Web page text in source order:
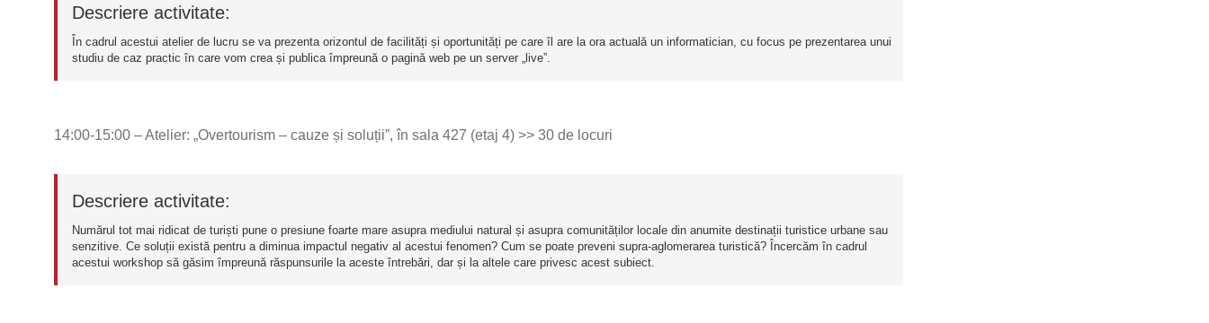
Descriere activitate:
În cadrul acestui atelier de lucru se va prezenta orizontul de facilități și oportunități pe care îl are la ora actuală un informatician, cu focus pe prezentarea unui
studiu de caz practic în care vom crea și publica împreună o pagină web pe un server „live”.
14:00-15:00 – Atelier: „Overtourism – cauze și soluții”, în sala 427 (etaj 4) >> 30 de locuri
Descriere activitate:
Numărul tot mai ridicat de turiști pune o presiune foarte mare asupra mediului natural și asupra comunităților locale din anumite destinații turistice urbane sau
senzitive. Ce soluții există pentru a diminua impactul negativ al acestui fenomen? Cum se poate preveni supra-aglomerarea turistică? Încercăm în cadrul
acestui workshop să găsim împreună răspunsurile la aceste întrebări, dar și la altele care privesc acest subiect.